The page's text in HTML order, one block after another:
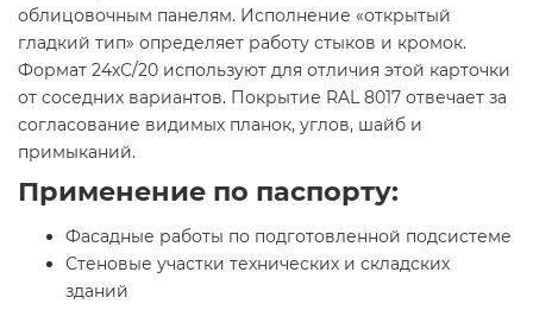
облицовочным панелям. Исполнение «открытый
гладкий тип» определяет работу стыков и кромок.
Формат 24хС/20 используют для отличия этой карточки
от соседних вариантов. Покрытие RAL 8017 отвечает за
согласование видимых планок, углов, шайб и
примыканий.
Применение по паспорту:
Фасадные работы по подготовленной подсистеме
Стеновые участки технических и складских
зданий